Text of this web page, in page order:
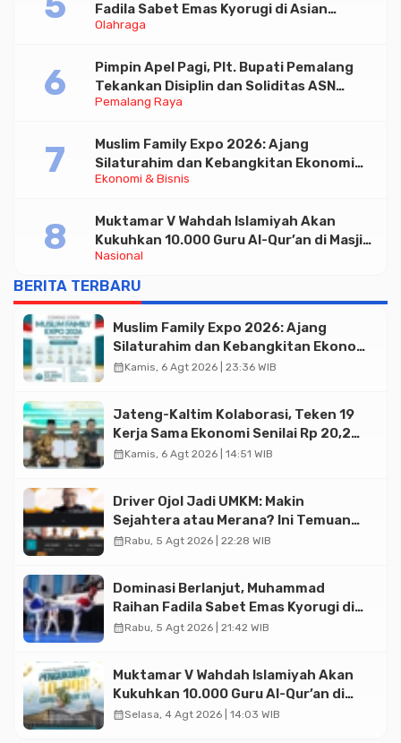
Olahraga
Fadila Sabet Emas Kyorugi di Asian
Taekwondo Indonesia Open 2026
Pemalang Raya
Pimpin Apel Pagi, Plt. Bupati Pemalang
Tekankan Disiplin dan Soliditas ASN
untuk Pelayanan Publik
Ekonomi & Bisnis
Muslim Family Expo 2026: Ajang
Silaturahim dan Kebangkitan Ekonomi
Halal di Jakarta
Nasional
Muktamar V Wahdah Islamiyah Akan
Kukuhkan 10.000 Guru Al-Qur’an di Masjid
Istiqlal
BERITA TERBARU
Muslim Family Expo 2026: Ajang
Silaturahim dan Kebangkitan Ekonomi
Halal di Jakarta
calendar_monthKamis, 6 Agt 2026 | 23:36 WIB
Jateng-Kaltim Kolaborasi, Teken 19
Kerja Sama Ekonomi Senilai Rp 20,2
Triliun
calendar_monthKamis, 6 Agt 2026 | 14:51 WIB
Driver Ojol Jadi UMKM: Makin
Sejahtera atau Merana? Ini Temuan
Diskusi Paramadina
calendar_monthRabu, 5 Agt 2026 | 22:28 WIB
Dominasi Berlanjut, Muhammad
Raihan Fadila Sabet Emas Kyorugi di
Asian Taekwondo Indonesia Open
calendar_monthRabu, 5 Agt 2026 | 21:42 WIB
Muktamar V Wahdah Islamiyah Akan
Kukuhkan 10.000 Guru Al-Qur’an di
Masjid Istiqlal
calendar_monthSelasa, 4 Agt 2026 | 14:03 WIB